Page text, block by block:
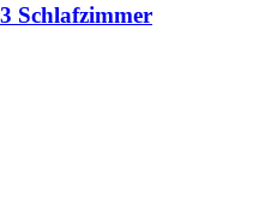
3 Schlafzimmer